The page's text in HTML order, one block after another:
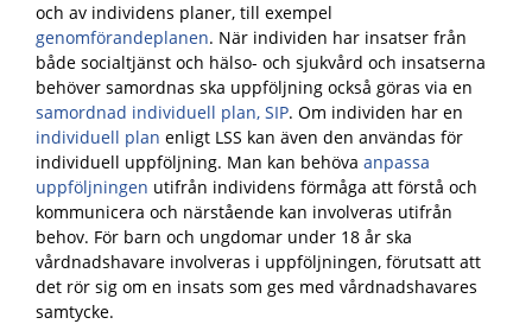
och av individens planer, till exempel
genomförandeplanen. När individen har insatser från
både socialtjänst och hälso- och sjukvård och insatserna
behöver samordnas ska uppföljning också göras via en
samordnad individuell plan, SIP. Om individen har en
individuell plan enligt LSS kan även den användas för
individuell uppföljning. Man kan behöva anpassa
uppföljningen utifrån individens förmåga att förstå och
kommunicera och närstående kan involveras utifrån
behov. För barn och ungdomar under 18 år ska
vårdnadshavare involveras i uppföljningen, förutsatt att
det rör sig om en insats som ges med vårdnadshavares
samtycke.